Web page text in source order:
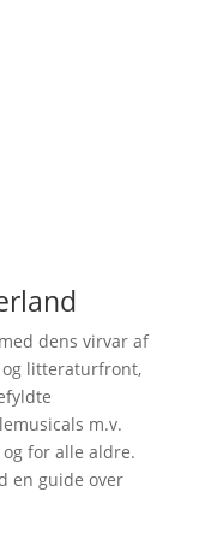
dens virvar af
litteraturfront,
m.v.
for alle aldre.
en guide over